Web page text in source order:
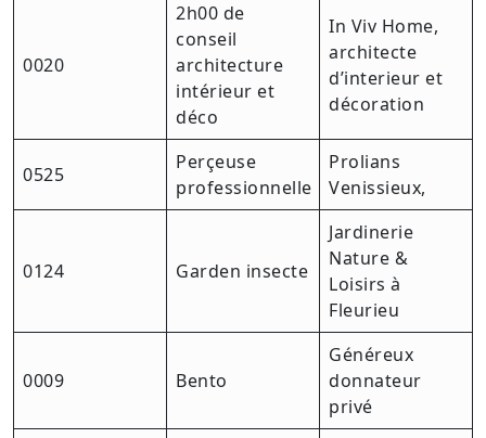
0020
2h00 de
conseil
architecture
intérieur et
déco
In Viv Home,
architecte
d’interieur et
décoration
0525
Perçeuse
professionnelle
Prolians
Venissieux,
0124 Garden insecte
Jardinerie
Nature &
Loisirs à
Fleurieu
0009 Bento
Généreux
donnateur
privé